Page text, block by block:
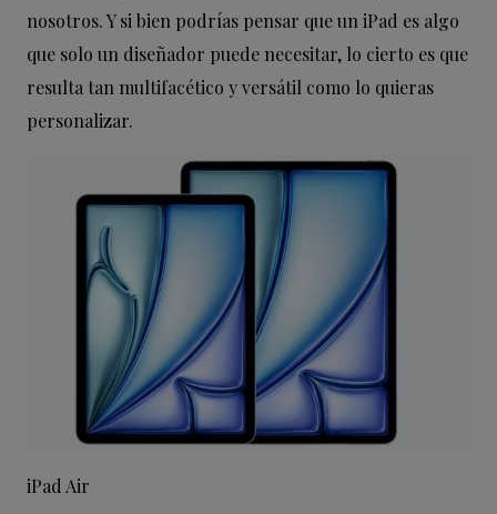
nosotros. Y si bien podrías pensar que un iPad es algo
que solo un diseñador puede necesitar, lo cierto es que
resulta tan multifacético y versátil como lo quieras
personalizar.
iPad Air